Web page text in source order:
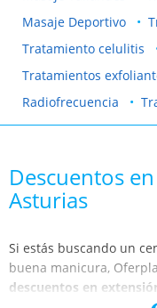
Masaje Deportivo
Tratamiento celulitis
Tratamientos
Radiofrecuencia
Descuentos
Asturias
Si estás buscando un
buena manicura,
descuentos en